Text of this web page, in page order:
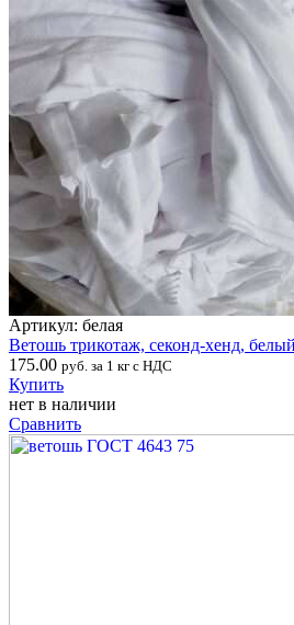
Артикул: белая
Ветошь трикотаж, секонд-хенд,
175.00 руб. за 1 кг с НДС
Купить
нет в наличии
Сравнить